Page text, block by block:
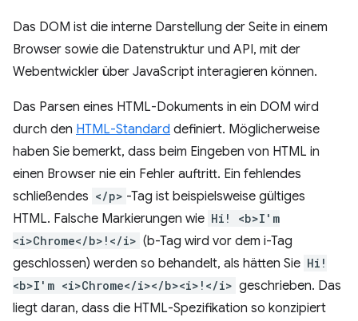
Das DOM ist die interne Darstellung der Seite in einem
Browser sowie die Datenstruktur und API, mit der
Webentwickler über JavaScript interagieren können.
Das Parsen eines HTML-Dokuments in ein DOM wird
durch den HTML-Standard definiert. Möglicherweise
haben Sie bemerkt, dass beim Eingeben von HTML in
einen Browser nie ein Fehler auftritt. Ein fehlendes
schließendes </p> -Tag ist beispielsweise gültiges
HTML. Falsche Markierungen wie Hi! <b>I'm
<i>Chrome</b>!</i> (b-Tag wird vor dem i-Tag
geschlossen) werden so behandelt, als hätten Sie Hi!
<b>I'm <i>Chrome</i></b><i>!</i> geschrieben. Das
liegt daran, dass die HTML-Spezifikation so konzipiert